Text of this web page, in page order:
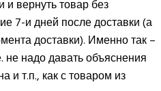
и вернуть товар без
7-и дней после доставки (а
доставки). Именно так –
не надо давать объяснения
и т.п., как с товаром из